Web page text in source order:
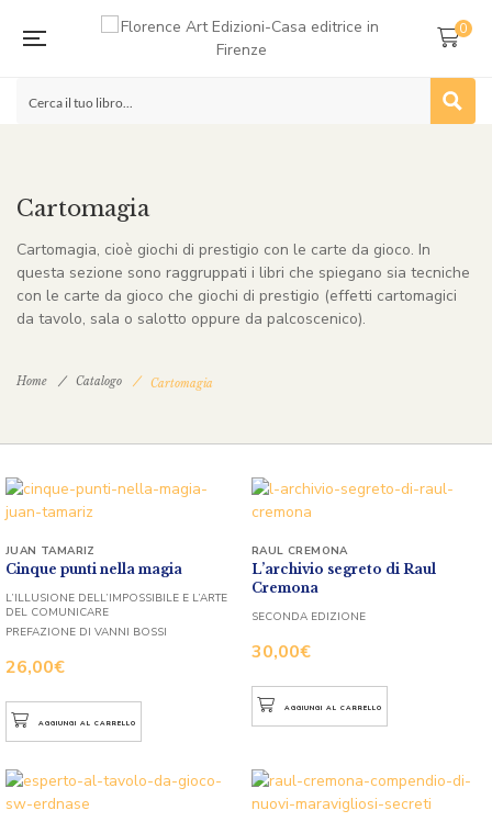
0
Cartomagia
Cartomagia, cioè giochi di prestigio con le carte da gioco. In
questa sezione sono raggruppati i libri che spiegano sia tecniche
con le carte da gioco che giochi di prestigio (effetti cartomagici
da tavolo, sala o salotto oppure da palcoscenico).
Home Catalogo Cartomagia
Cinque punti nella magia
26,00€
JUAN TAMARIZ
L’ILLUSIONE DELL’IMPOSSIBILE E L’ARTE
DEL COMUNICARE
PREFAZIONE DI VANNI BOSSI
AGGIUNGI AL CARRELLO
L’archivio segreto di Raul
Cremona
30,00€
RAUL CREMONA
SECONDA EDIZIONE
AGGIUNGI AL CARRELLO